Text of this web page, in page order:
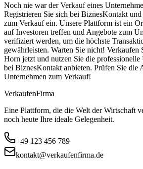
Noch nie war der Verkauf eines
Registrieren Sie sich bei BiznesKontakt
zum Verkauf ein. Unsere Plattform ist ein
auf Investoren treffen und Angebote zum
verifiziert werden, um die höchste
gewährleisten. Warten Sie nicht! Verkaufen
Horn jetzt und nutzen Sie die
bei BiznesKontakt anbieten. Prüfen Sie die
Unternehmen zum Verkauf!
VerkaufenFirma
Eine Plattform, die die Welt der Wirtschaft
noch heute Ihre ideale Gelegenheit.
+49 123 456 789
kontakt@verkaufenfirma.de